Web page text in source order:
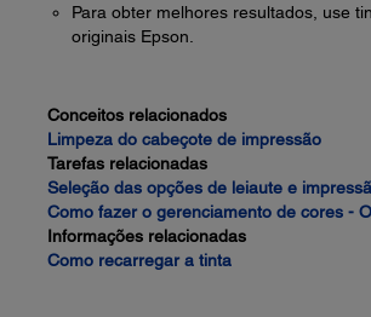
Para obter melhores resultados, use
originais Epson.
Conceitos relacionados
Limpeza do cabeçote de impressão
Tarefas relacionadas
Seleção das opções de leiaute e
Como fazer o gerenciamento de cores -
Informações relacionadas
Como recarregar a tinta